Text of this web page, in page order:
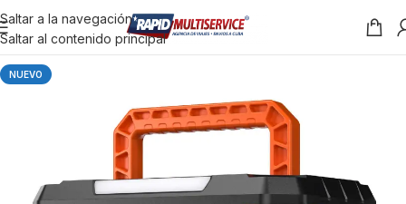
Saltar a la navegación
Saltar al contenido principal
NUEVO